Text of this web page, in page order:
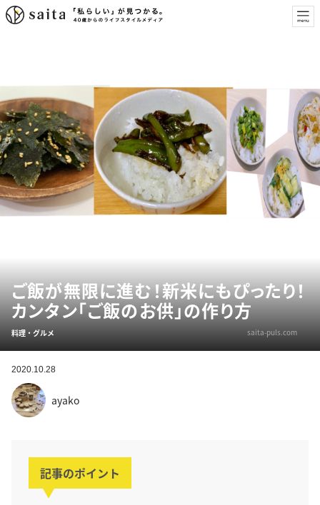
ご飯が無限に進む！新米にもぴったり！
カンタン「ご飯のお供」の作り方
料理・グルメ saita-puls.com
2020.10.28
ayako
記事のポイント